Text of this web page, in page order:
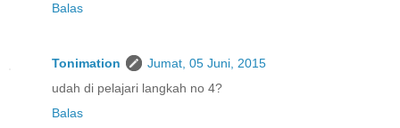
Balas
Tonimation
Jumat, 05 Juni, 2015
udah di pelajari langkah no 4?
Balas